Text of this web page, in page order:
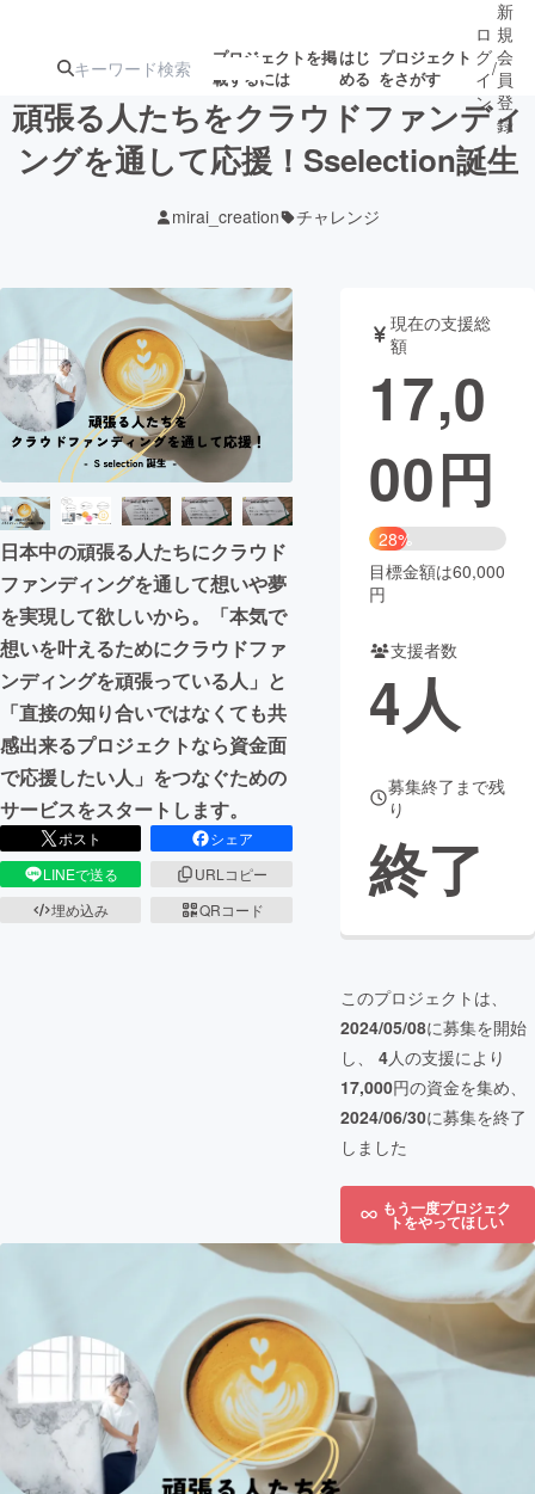
プロジェクトを掲
載するには
はじ
める
プロジェクト
をさがす
ジェクト
ロジェクト
アート・写真 音楽
テクノロジー・ガジェット ゲーム・
映像・映画 書籍・雑誌
ビジネス・起業 チャレンジ
まちづくり・地域活性化
CAMPFIRE for Social Good
CAMPFIRE Creation
CAMPFIREふるさと納税machi-ya コミュニティ
ロ
グ
イ
ン
/
新
規
会
員
登
録
頑張る人たちをクラウドファンディ
ングを通して応援！Sselection誕生
mirai_creation チャレンジ
日本中の頑張る人たちにクラウド
ファンディングを通して想いや夢
を実現して欲しいから。「本気で
想いを叶えるためにクラウドファ
ンディングを頑張っている人」と
「直接の知り合いではなくても共
感出来るプロジェクトなら資金面
で応援したい人」をつなぐための
サービスをスタートします。
ポスト
シェア
LINEで送る
URLコピー
埋め込み
QRコード
現在の支援総
額
17,0
00円
28%
目標金額は60,000
円
支援者数
4人
募集終了まで残
り
終了
このプロジェクトは、
2024/05/08に募集を開始
し、 4人の支援により
17,000円の資金を集め、
2024/06/30に募集を終了
しました
もう一度プロジェク
トをやってほしい